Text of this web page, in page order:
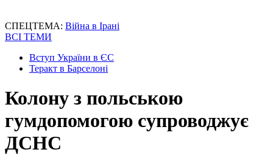
СПЕЦТЕМА: Війна в Ірані
ВСІ ТЕМИ
Вступ України в ЄС
Теракт в Барселоні
Колону з польською
гумдопомогою супроводжує
ДСНС